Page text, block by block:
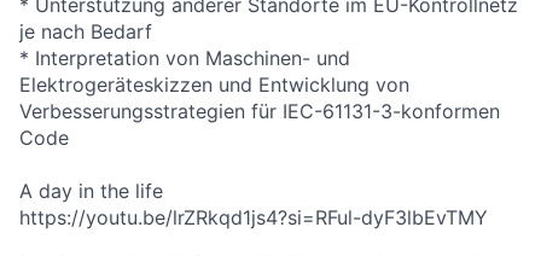
je nach Bedarf
* Interpretation von Maschinen- und
Elektrogeräteskizzen und Entwicklung von
Verbesserungsstrategien für IEC-61131-3-konformen
Code
A day in the life
https://youtu.be/lrZRkqd1js4?si=RFul-dyF3lbEvTMY